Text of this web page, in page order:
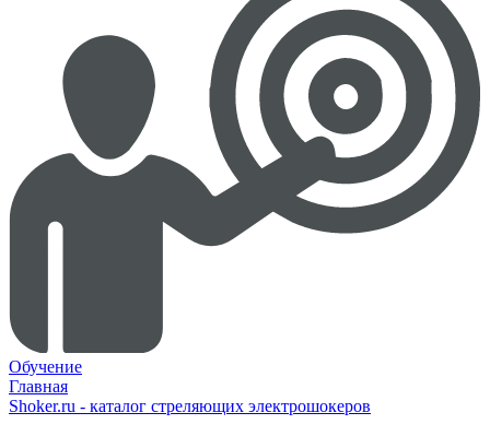
Обучение
Главная
Shoker.ru - каталог стреляющих электрошокеров